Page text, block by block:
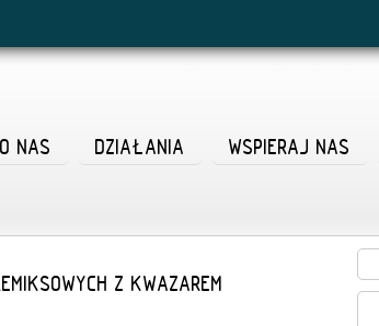
WSPIERAJ NAS
DZIAŁANIA
O NAS
Z KWAZAREM